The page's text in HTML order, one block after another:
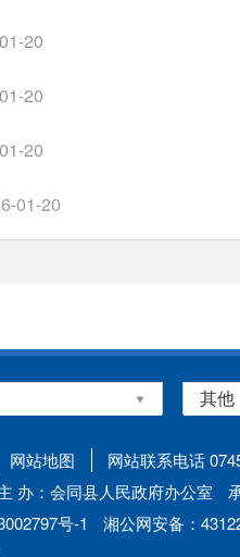
20
20
20
01-20
下一页
网站地图
网站联系电话
办：会同县人民政府办公室
号-1
湘公网安备：